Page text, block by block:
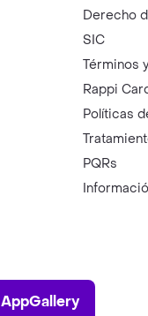
Derecho
SIC
Términos
Rappi
Políticas
PQRs
AppGallery
AppGallery